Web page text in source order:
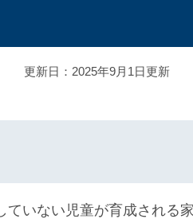
更新日：2025年9月1日更新
いない児童が育成される